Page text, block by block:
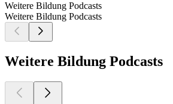
Weitere Bildung Podcasts
Weitere Bildung Podcasts
Weitere Bildung Podcasts